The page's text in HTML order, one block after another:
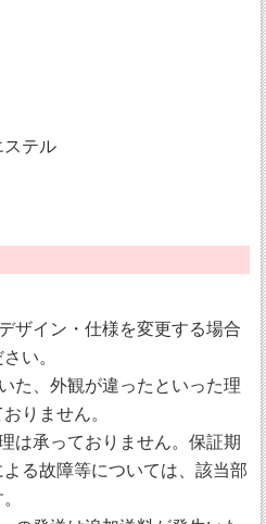
ステル
ザイン・仕様を変更する場合
い。
た、外観が違ったといった理
りません。
は承っておりません。保証期
る故障等については、該当部